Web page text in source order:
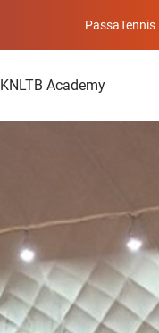
PassaTennis
KNLTB Academy